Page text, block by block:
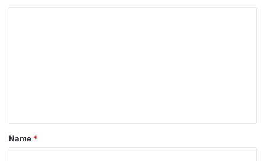
t
*
Name *